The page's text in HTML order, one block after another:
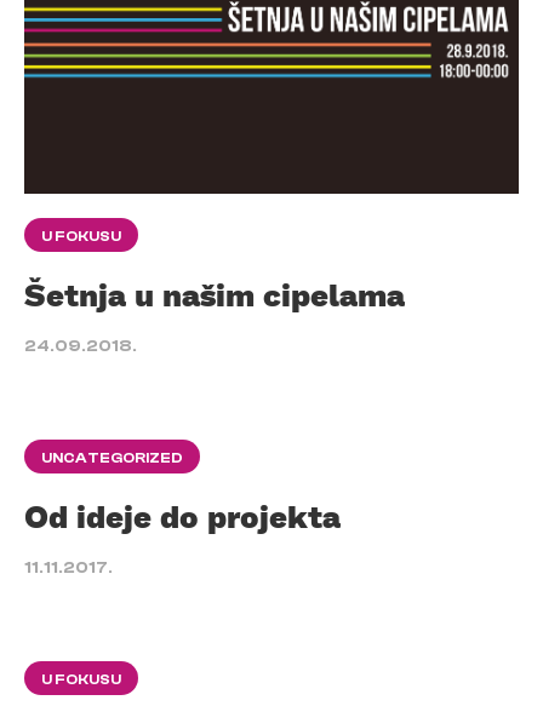
U FOKUSU
Šetnja u našim cipelama
24.09.2018.
UNCATEGORIZED
Od ideje do projekta
11.11.2017.
U FOKUSU